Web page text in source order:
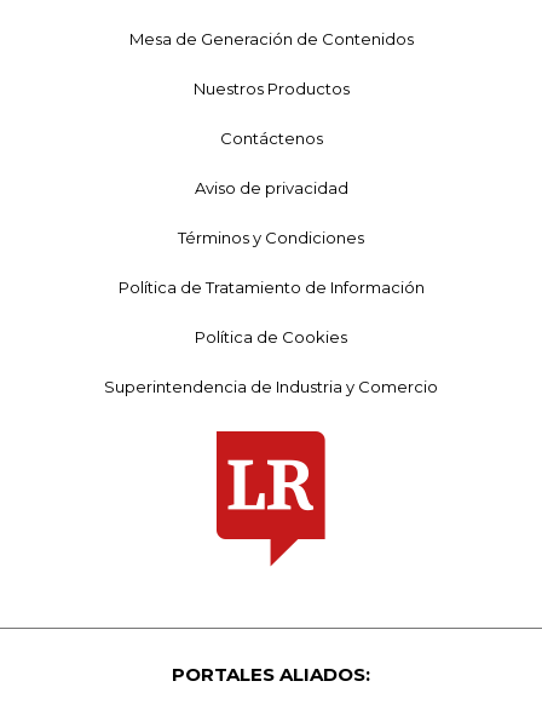
Mesa de Generación de Contenidos
Nuestros Productos
Contáctenos
Aviso de privacidad
Términos y Condiciones
Política de Tratamiento de Información
Política de Cookies
Superintendencia de Industria y Comercio
PORTALES ALIADOS: